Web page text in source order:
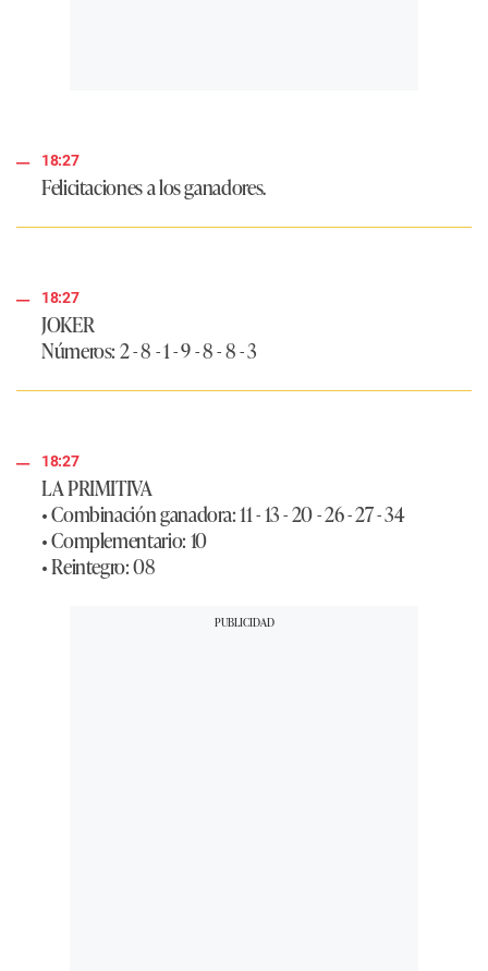
18:27
Felicitaciones a los ganadores.
18:27
JOKER
Números: 2 - 8 - 1 - 9 - 8 - 8 - 3
18:27
LA PRIMITIVA
• Combinación ganadora: 11 - 13 - 20 - 26 - 27 - 34
• Complementario: 10
• Reintegro: 08